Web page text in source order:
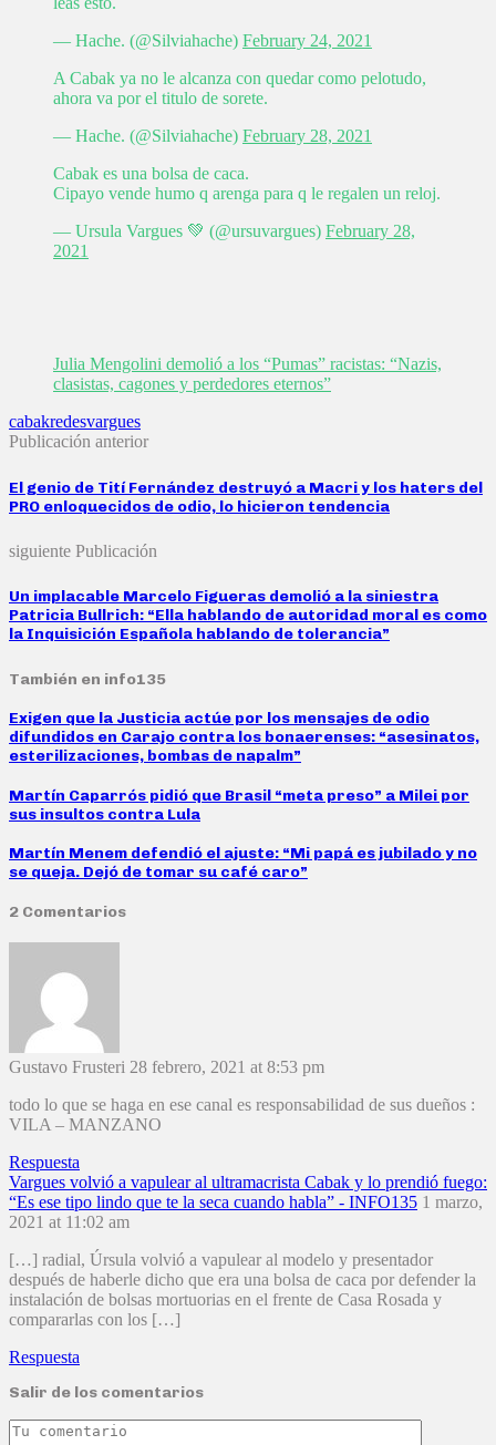
— Hache. (@Silviahache) February 24, 2021
A Cabak ya no le alcanza con quedar como pelotudo,
ahora va por el titulo de sorete.
— Hache. (@Silviahache) February 28, 2021
Cabak es una bolsa de caca.
Cipayo vende humo q arenga para q le regalen un reloj.
— Ursula Vargues 💚 (@ursuvargues) February 28,
2021
Julia Mengolini demolió a los “Pumas” racistas: “Nazis,
clasistas, cagones y perdedores eternos”
cabakredesvargues
Publicación anterior
El genio de Tití Fernández destruyó a Macri y los haters del
PRO enloquecidos de odio, lo hicieron tendencia
siguiente Publicación
Un implacable Marcelo Figueras demolió a la siniestra
Patricia Bullrich: “Ella hablando de autoridad moral es como
la Inquisición Española hablando de tolerancia”
También en info135
Exigen que la Justicia actúe por los mensajes de odio
difundidos en Carajo contra los bonaerenses: “asesinatos,
esterilizaciones, bombas de napalm”
Martín Caparrós pidió que Brasil “meta preso” a Milei por
sus insultos contra Lula
Martín Menem defendió el ajuste: “Mi papá es jubilado y no
se queja. Dejó de tomar su café caro”
2 Comentarios
Gustavo Frusteri 28 febrero, 2021 at 8:53 pm
todo lo que se haga en ese canal es responsabilidad de sus dueños :
VILA – MANZANO
Respuesta
Vargues volvió a vapulear al ultramacrista Cabak y lo prendió fuego:
“Es ese tipo lindo que te la seca cuando habla” - INFO135 1 marzo,
2021 at 11:02 am
[…] radial, Úrsula volvió a vapulear al modelo y presentador
después de haberle dicho que era una bolsa de caca por defender la
instalación de bolsas mortuorias en el frente de Casa Rosada y
compararlas con los […]
Respuesta
Salir de los comentarios